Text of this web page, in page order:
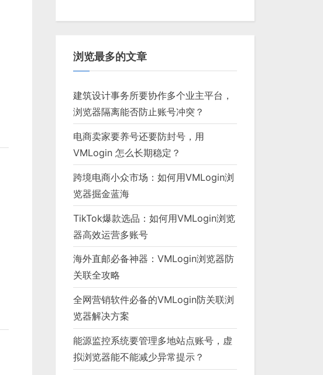
浏览最多的文章
建筑设计事务所要协作多个业主平台，
浏览器隔离能否防止账号冲突？
电商卖家要养号还要防封号，用
VMLogin 怎么长期稳定？
跨境电商小众市场：如何用VMLogin浏
览器掘金蓝海
TikTok爆款选品：如何用VMLogin浏览
器高效运营多账号
海外直邮必备神器：VMLogin浏览器防
关联全攻略
全网营销软件必备的VMLogin防关联浏
览器解决方案
能源监控系统要管理多地站点账号，虚
拟浏览器能不能减少异常提示？